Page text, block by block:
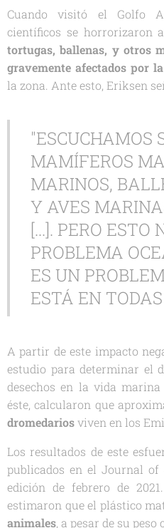
Cuando visitó el Golfo
científicos se horrorizaron
tortugas, ballenas, y otros
gravemente afectados por
la zona. Ante esto, Eriksen
"ESCUCHAMOS
MAMÍFEROS
MARINOS,
Y AVES
[...]. PERO ESTO
PROBLEMA
ES UN
ESTÁ EN
A partir de este impacto
estudio para determinar el
desechos en la vida
éste, calcularon que
dromedariosviven en los
Los resultados de este
publicados en el Journal of
edición de febrero de
estimaron que el plástico
animales, a pesar de su